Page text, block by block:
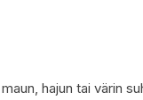
hajun tai värin